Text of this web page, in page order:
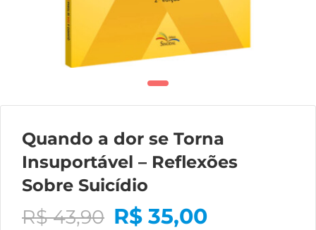
Quando a dor se Torna
Insuportável – Reflexões
Sobre Suicídio
R$43,90 R$ 35,00